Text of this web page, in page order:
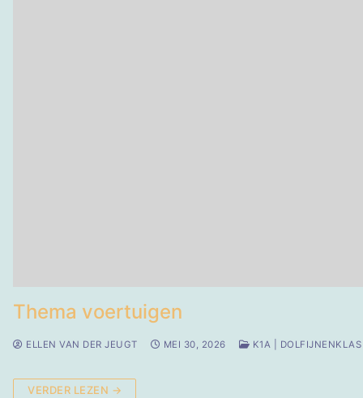
Thema voertuigen
ELLEN VAN DER JEUGT MEI 30, 2026 K1A | DOLFIJNENKLAS
VERDER LEZEN →